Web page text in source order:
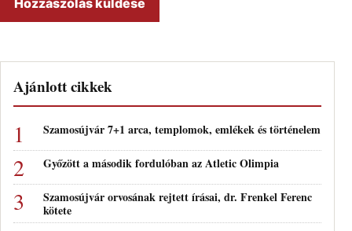
Ajánlott cikkek
Szamosújvár 7+1 arca, templomok, emlékek és történelem
Győzött a második fordulóban az Atletic Olimpia
Szamosújvár orvosának rejtett írásai, dr. Frenkel Ferenc
kötete